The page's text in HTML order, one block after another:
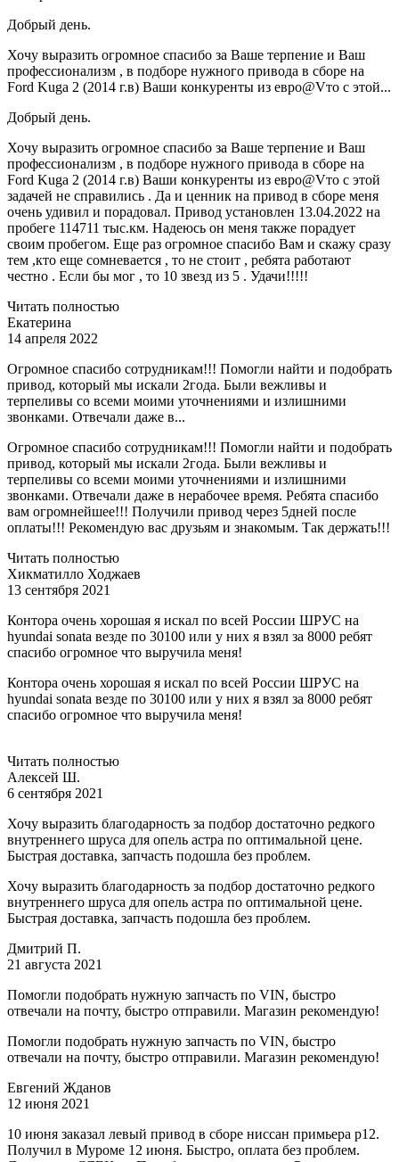
Добрый день.
Хочу выразить огромное спасибо за Ваше терпение и Ваш
профессионализм , в подборе нужного привода в сборе на
Ford Kuga 2 (2014 г.в) Ваши конкуренты из евро@Vто с этой...
Добрый день.
Хочу выразить огромное спасибо за Ваше терпение и Ваш
профессионализм , в подборе нужного привода в сборе на
Ford Kuga 2 (2014 г.в) Ваши конкуренты из евро@Vто с этой
задачей не справились . Да и ценник на привод в сборе меня
очень удивил и порадовал. Привод установлен 13.04.2022 на
пробеге 114711 тыс.км. Надеюсь он меня также порадует
своим пробегом. Еще раз огромное спасибо Вам и скажу сразу
тем ,кто еще сомневается , то не стоит , ребята работают
честно . Если бы мог , то 10 звезд из 5 . Удачи!!!!!
Читать полностью
Екатерина
14 апреля 2022
Огромное спасибо сотрудникам!!! Помогли найти и подобрать
привод, который мы искали 2года. Были вежливы и
терпеливы со всеми моими уточнениями и излишними
звонками. Отвечали даже в...
Огромное спасибо сотрудникам!!! Помогли найти и подобрать
привод, который мы искали 2года. Были вежливы и
терпеливы со всеми моими уточнениями и излишними
звонками. Отвечали даже в нерабочее время. Ребята спасибо
вам огромнейшее!!! Получили привод через 5дней после
оплаты!!! Рекомендую вас друзьям и знакомым. Так держать!!!
Читать полностью
Хикматилло Ходжаев
13 сентября 2021
Контора очень хорошая я искал по всей России ШРУС на
hyundai sonata везде по 30100 или у них я взял за 8000 ребят
спасибо огромное что выручила меня!
Контора очень хорошая я искал по всей России ШРУС на
hyundai sonata везде по 30100 или у них я взял за 8000 ребят
спасибо огромное что выручила меня!
Читать полностью
Алексей Ш.
6 сентября 2021
Хочу выразить благодарность за подбор достаточно редкого
внутреннего шруса для опель астра по оптимальной цене.
Быстрая доставка, запчасть подошла без проблем.
Хочу выразить благодарность за подбор достаточно редкого
внутреннего шруса для опель астра по оптимальной цене.
Быстрая доставка, запчасть подошла без проблем.
Дмитрий П.
21 августа 2021
Помогли подобрать нужную запчасть по VIN, быстро
отвечали на почту, быстро отправили. Магазин рекомендую!
Помогли подобрать нужную запчасть по VIN, быстро
отвечали на почту, быстро отправили. Магазин рекомендую!
Евгений Жданов
12 июня 2021
10 июня заказал левый привод в сборе ниссан примьера р12.
Получил в Муроме 12 июня. Быстро, оплата без проблем.